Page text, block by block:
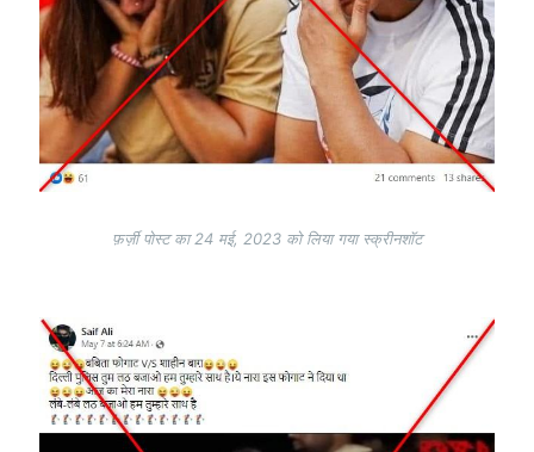
फ़र्ज़ी पोस्ट का 24 मई, 2023 को लिया गया स्क्रीनशॉट
Image